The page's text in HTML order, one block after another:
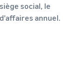
social, le
annuel.